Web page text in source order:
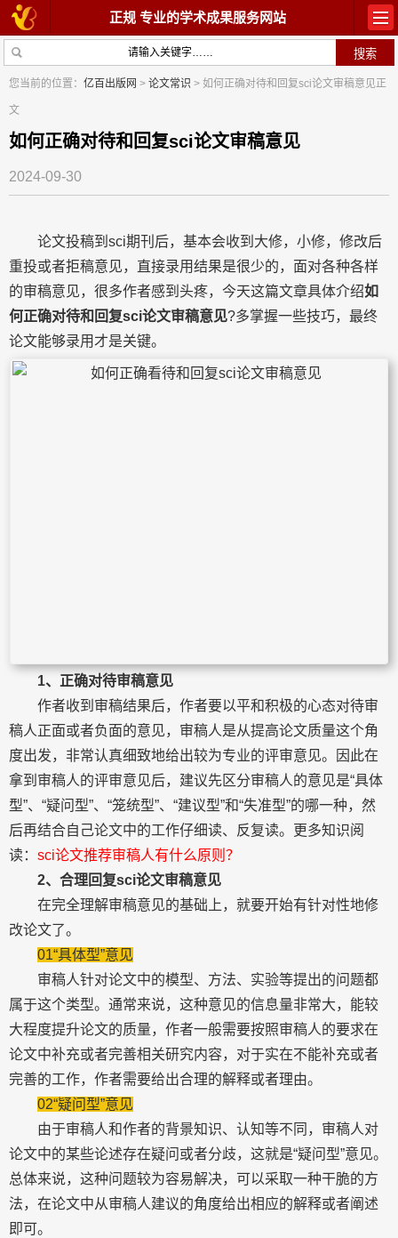
正规 专业的学术成果服务网站
您当前的位置： 亿百出版网 > 论文常识 > 如何正确对待和回复sci论文审稿意见正
文
如何正确对待和回复sci论文审稿意见
2024-09-30
论文投稿到sci期刊后，基本会收到大修，小修，修改后
重投或者拒稿意见，直接录用结果是很少的，面对各种各样
的审稿意见，很多作者感到头疼，今天这篇文章具体介绍如
何正确对待和回复sci论文审稿意见?多掌握一些技巧，最终
论文能够录用才是关键。
1、正确对待审稿意见
作者收到审稿结果后，作者要以平和积极的心态对待审
稿人正面或者负面的意见，审稿人是从提高论文质量这个角
度出发，非常认真细致地给出较为专业的评审意见。因此在
拿到审稿人的评审意见后，建议先区分审稿人的意见是“具体
型”、“疑问型”、“笼统型”、“建议型”和“失准型”的哪一种，然
后再结合自己论文中的工作仔细读、反复读。更多知识阅
读： sci论文推荐审稿人有什么原则？
2、合理回复sci论文审稿意见
在完全理解审稿意见的基础上，就要开始有针对性地修
改论文了。
01“具体型”意见
审稿人针对论文中的模型、方法、实验等提出的问题都
属于这个类型。通常来说，这种意见的信息量非常大，能较
大程度提升论文的质量，作者一般需要按照审稿人的要求在
论文中补充或者完善相关研究内容，对于实在不能补充或者
完善的工作，作者需要给出合理的解释或者理由。
02“疑问型”意见
由于审稿人和作者的背景知识、认知等不同，审稿人对
论文中的某些论述存在疑问或者分歧，这就是“疑问型”意见。
总体来说，这种问题较为容易解决，可以采取一种干脆的方
法，在论文中从审稿人建议的角度给出相应的解释或者阐述
即可。